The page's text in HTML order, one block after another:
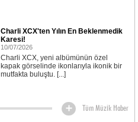
Charli XCX'ten Yılın En Beklenmedik
Karesi!
10/07/2026
Charli XCX, yeni albümünün özel
kapak görselinde ikonlarıyla ikonik bir
mutfakta buluştu. [...]
Tüm Müzik Haber